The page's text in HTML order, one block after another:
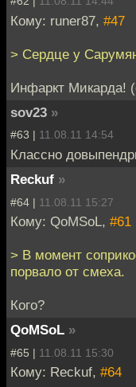
Кому: runer87, #47
> Сердце у
Инфаркт Микарда!
sov23 »
#63 | 11.08.11 14:54
Классно
Reckuf »
#64 | 11.08.11 15:27
Кому: QoMSoL, #61
> В момент
порвало от смеха.
Кого?
QoMSoL »
#65 | 11.08.11 15:30
Кому: Reckuf, #64